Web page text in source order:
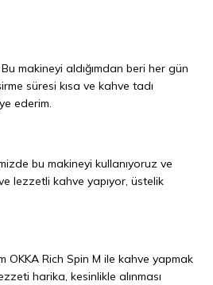
makineyi aldığımdan beri her gün
süresi kısa ve kahve tadı
ederim.
bu makineyi kullanıyoruz ve
lezzetli kahve yapıyor, üstelik
OKKA Rich Spin M ile kahve yapmak
harika, kesinlikle alınması